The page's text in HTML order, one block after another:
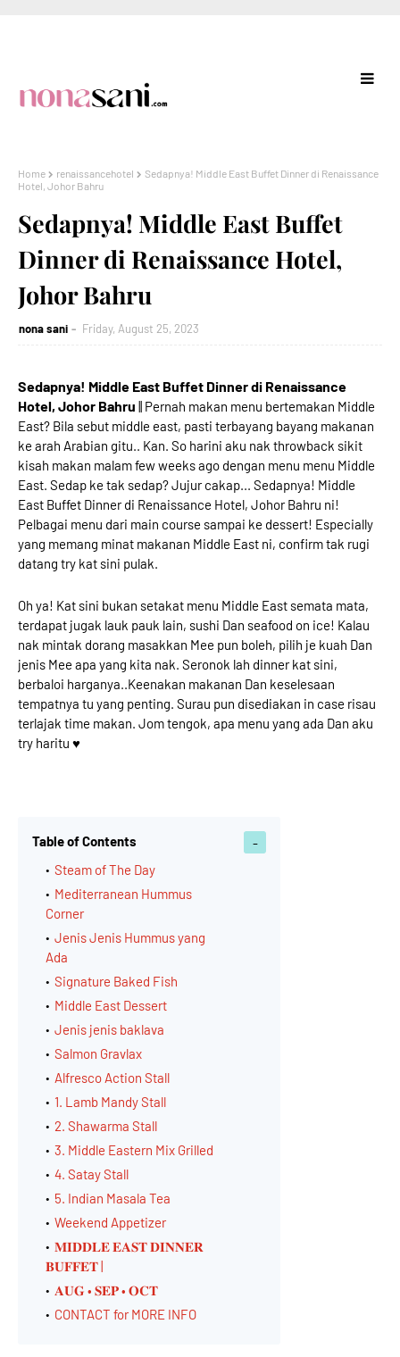
Home renaissancehotel
Sedapnya! Middle East Buffet Dinner di Renaissance
Hotel, Johor Bahru
Sedapnya! Middle East Buffet
Dinner di Renaissance Hotel,
Johor Bahru
nona sani Friday, August 25, 2023
Sedapnya! Middle East Buffet Dinner di Renaissance
Hotel, Johor Bahru || Pernah makan menu bertemakan Middle
East? Bila sebut middle east, pasti terbayang bayang makanan
ke arah Arabian gitu.. Kan. So harini aku nak throwback sikit
kisah makan malam few weeks ago dengan menu menu Middle
East. Sedap ke tak sedap? Jujur cakap... Sedapnya! Middle
East Buffet Dinner di Renaissance Hotel, Johor Bahru ni!
Pelbagai menu dari main course sampai ke dessert! Especially
yang memang minat makanan Middle East ni, confirm tak rugi
datang try kat sini pulak.
Oh ya! Kat sini bukan setakat menu Middle East semata mata,
terdapat jugak lauk pauk lain, sushi Dan seafood on ice! Kalau
nak mintak dorang masakkan Mee pun boleh, pilih je kuah Dan
jenis Mee apa yang kita nak. Seronok lah dinner kat sini,
berbaloi harganya..Keenakan makanan Dan keselesaan
tempatnya tu yang penting. Surau pun disediakan in case risau
terlajak time makan. Jom tengok, apa menu yang ada Dan aku
try haritu ♥️
Table of Contents
Steam of The Day
Mediterranean Hummus
Corner
Jenis Jenis Hummus yang
Ada
Signature Baked Fish
Middle East Dessert
Jenis jenis baklava
Salmon Gravlax
Alfresco Action Stall
1. Lamb Mandy Stall
2. Shawarma Stall
3. Middle Eastern Mix Grilled
4. Satay Stall
5. Indian Masala Tea
Weekend Appetizer
𝐌𝐈𝐃𝐃𝐋𝐄 𝐄𝐀𝐒𝐓 𝐃𝐈𝐍𝐍𝐄𝐑
𝐁𝐔𝐅𝐅𝐄𝐓 |
𝐀𝐔𝐆 • 𝐒𝐄𝐏 • 𝐎𝐂𝐓
CONTACT for MORE INFO